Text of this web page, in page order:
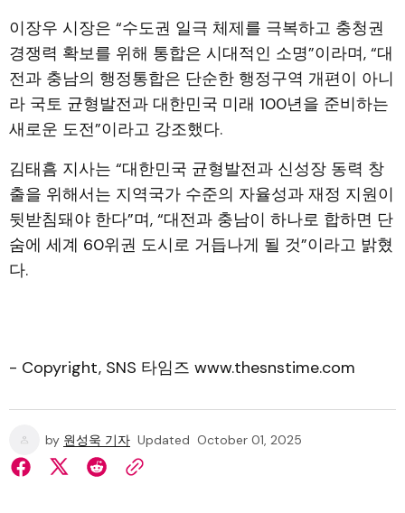
이장우 시장은 “수도권 일극 체제를 극복하고 충청권
경쟁력 확보를 위해 통합은 시대적인 소명”이라며, “대
전과 충남의 행정통합은 단순한 행정구역 개편이 아니
라 국토 균형발전과 대한민국 미래 100년을 준비하는
새로운 도전”이라고 강조했다.
김태흠 지사는 “대한민국 균형발전과 신성장 동력 창
출을 위해서는 지역국가 수준의 자율성과 재정 지원이
뒷받침돼야 한다”며, “대전과 충남이 하나로 합하면 단
숨에 세계 60위권 도시로 거듭나게 될 것”이라고 밝혔
다.
- Copyright, SNS 타임즈 www.thesnstime.com
by 원성욱 기자 Updated October 01, 2025